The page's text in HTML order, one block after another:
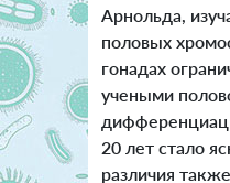
Арнольда,
половых
гонадах
учеными
20 лет стало
различия